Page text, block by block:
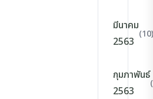
มีนาคม
2563
(10)
กุมภาพันธ์
2563